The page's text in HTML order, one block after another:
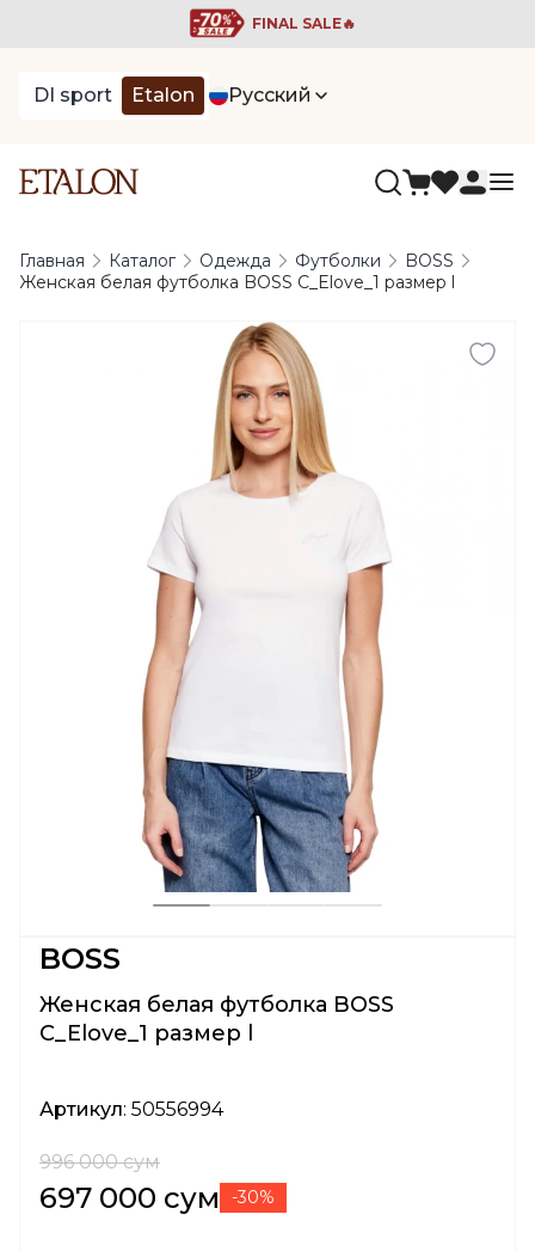
FINAL SALE🔥
DI sport Etalon Русский
Главная Каталог Одежда Футболки
BOSS
Женская белая футболка BOSS C_Elove_1 размер l
BOSS
Женская белая футболка BOSS
C_Elove_1 размер l
Артикул: 50556994
996 000 сум
697 000 сум -30%